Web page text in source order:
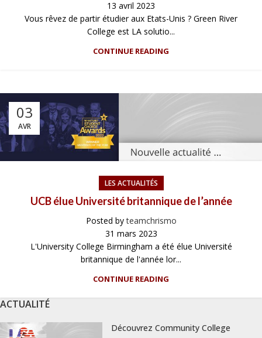
13 avril 2023
Vous rêvez de partir étudier aux Etats-Unis ? Green River
College est LA solutio...
CONTINUE READING
03
AVR
LES ACTUALITÉS
UCB élue Université britannique de l’année
Posted by teamchrismo
31 mars 2023
L'University College Birmingham a été élue Université
britannique de l'année lor...
CONTINUE READING
ACTUALITÉ
Découvrez Community College